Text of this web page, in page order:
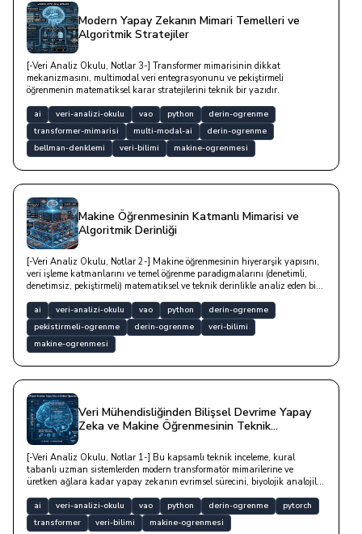
Modern Yapay Zekanın Mimari Temelleri ve
Algoritmik Stratejiler
[-Veri Analiz Okulu, Notlar 3-] Transformer mimarisinin dikkat
mekanizmasını, multimodal veri entegrasyonunu ve pekiştirmeli
öğrenmenin matematiksel karar stratejilerini teknik bir yazıdır.
ai veri-analizi-okulu vao python
derin-ogrenme
transformer-mimarisi
multi-modal-ai
derin-ogrenme
bellman-denklemi
veri-bilimi makine-ogrenmesi
Makine Öğrenmesinin Katmanlı Mimarisi ve
Algoritmik Derinliği
[-Veri Analiz Okulu, Notlar 2-] Makine öğrenmesinin hiyerarşik yapısını,
veri işleme katmanlarını ve temel öğrenme paradigmalarını (denetimli,
denetimsiz, pekiştirmeli) matematiksel ve teknik derinlikle analiz eden bir
ai veri-analizi-okulu vao python
derin-ogrenme
pekistirmeli-ogrenme
derin-ogrenme
veri-bilimi
makine-ogrenmesi
Veri Mühendisliğinden Bilişsel Devrime Yapay
Zeka ve Makine Öğrenmesinin Teknik
[-Veri Analiz Okulu, Notlar 1-] Bu kapsamlı teknik inceleme, kural
tabanlı uzman sistemlerden modern transformatör mimarilerine ve
üretken ağlara kadar yapay zekanın evrimsel sürecini, biyolojik analojiler
analiz etmektedir.
ai veri-analizi-okulu vao python derin-ogrenme
pytorch
transformer
veri-bilimi makine-ogrenmesi